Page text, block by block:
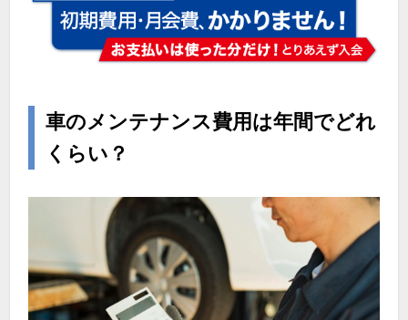
車のメンテナンス費用は年間でどれ
くらい？